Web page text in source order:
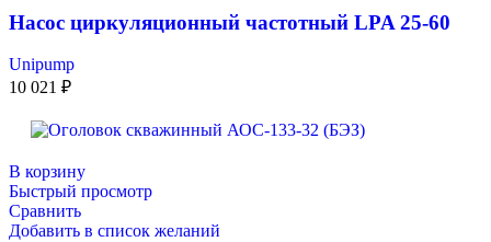
Насос циркуляционный частотный LPA 25-60
Unipump
10 021 ₽
В корзину
Быстрый просмотр
Сравнить
Добавить в список желаний